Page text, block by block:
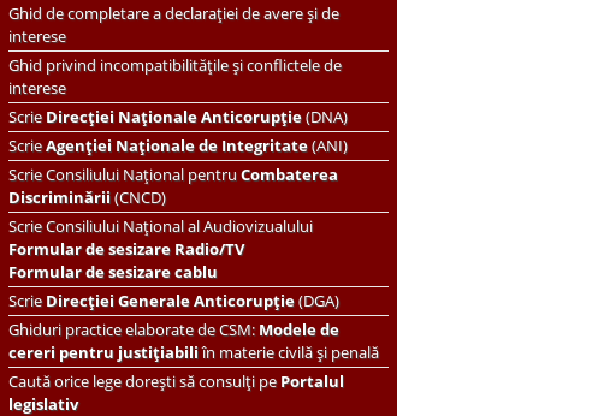
Ghid de completare a declarației de avere și de
interese
Ghid privind incompatibilitățile și conflictele de
interese
ScrieDirecției Naționale Anticorupție(DNA)
ScrieAgenției Naționale de Integritate(ANI)
ScrieConsiliului Național pentruCombaterea
Discriminării(CNCD)
Scrie Consiliului Național al Audiovizualului
Formular de sesizare Radio/TV
Formular de sesizare cablu
ScrieDirecției Generale Anticorupție(DGA)
Ghiduri practice elaborate de CSM: Modele de
cereri pentru justițiabiliîn materie civilă și penală
Caută orice lege dorești să consulți pePortalul
legislativ